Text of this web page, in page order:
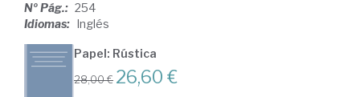
Nº Pág.: 254
Idiomas: Inglés
Papel: Rústica
28,00 € 26,60 €